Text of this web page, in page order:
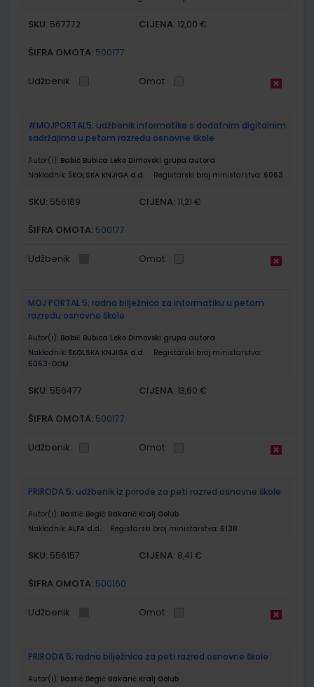
SKU: 567772 CIJENA: 12,00 €
ŠIFRA OMOTA: 500177
Udžbenik Omot
#MOJPORTAL5; udžbenik informatike s dodatnim digitalnim
sadržajima u petom razredu osnovne škole
Autor(i): Babić Bubica Leko Dimovski grupa autora
Nakladnik: ŠKOLSKA KNJIGA d.d. Registarski broj ministarstva: 6063
SKU: 556189 CIJENA: 11,21 €
ŠIFRA OMOTA: 500177
Udžbenik Omot
MOJ PORTAL 5; radna bilježnica za informatiku u petom
razredu osnovne škole
Autor(i): Babić Bubica Leko Dimovski grupa autora
Nakladnik: ŠKOLSKA KNJIGA d.d.
Registarski broj ministarstva:
6063-DOM
SKU: 556477 CIJENA: 13,60 €
ŠIFRA OMOTA: 500177
Udžbenik Omot
PRIRODA 5; udžbenik iz prirode za peti razred osnovne škole
Autor(i): Bastić Begić Bakarić Kralj Golub
Nakladnik: ALFA d.d. Registarski broj ministarstva: 6138
SKU: 556157 CIJENA: 8,41 €
ŠIFRA OMOTA: 500160
Udžbenik Omot
PRIRODA 5; radna bilježnica za peti razred osnovne škole
Autor(i): Bastić Begić Bakarić Kralj Golub